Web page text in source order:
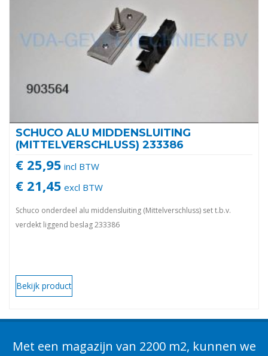
SCHUCO ALU MIDDENSLUITING
(MITTELVERSCHLUSS) 233386
€ 25,95 incl BTW
€ 21,45 excl BTW
Schuco onderdeel alu middensluiting (Mittelverschluss) set t.b.v.
verdekt liggend beslag 233386
Bekijk product
Met een magazijn van 2200 m2, kunnen we